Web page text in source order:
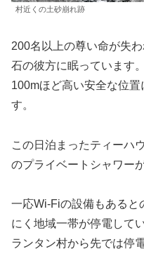
村近くの土砂崩れ跡
200名以上の尊い命が失
石の彼方に眠っています
100mほど高い安全な位
す。
この日泊まったティーハ
のプライベートシャワー
一応Wi-Fiの設備もあると
にく地域一帯が停電して
ランタン村から先では停